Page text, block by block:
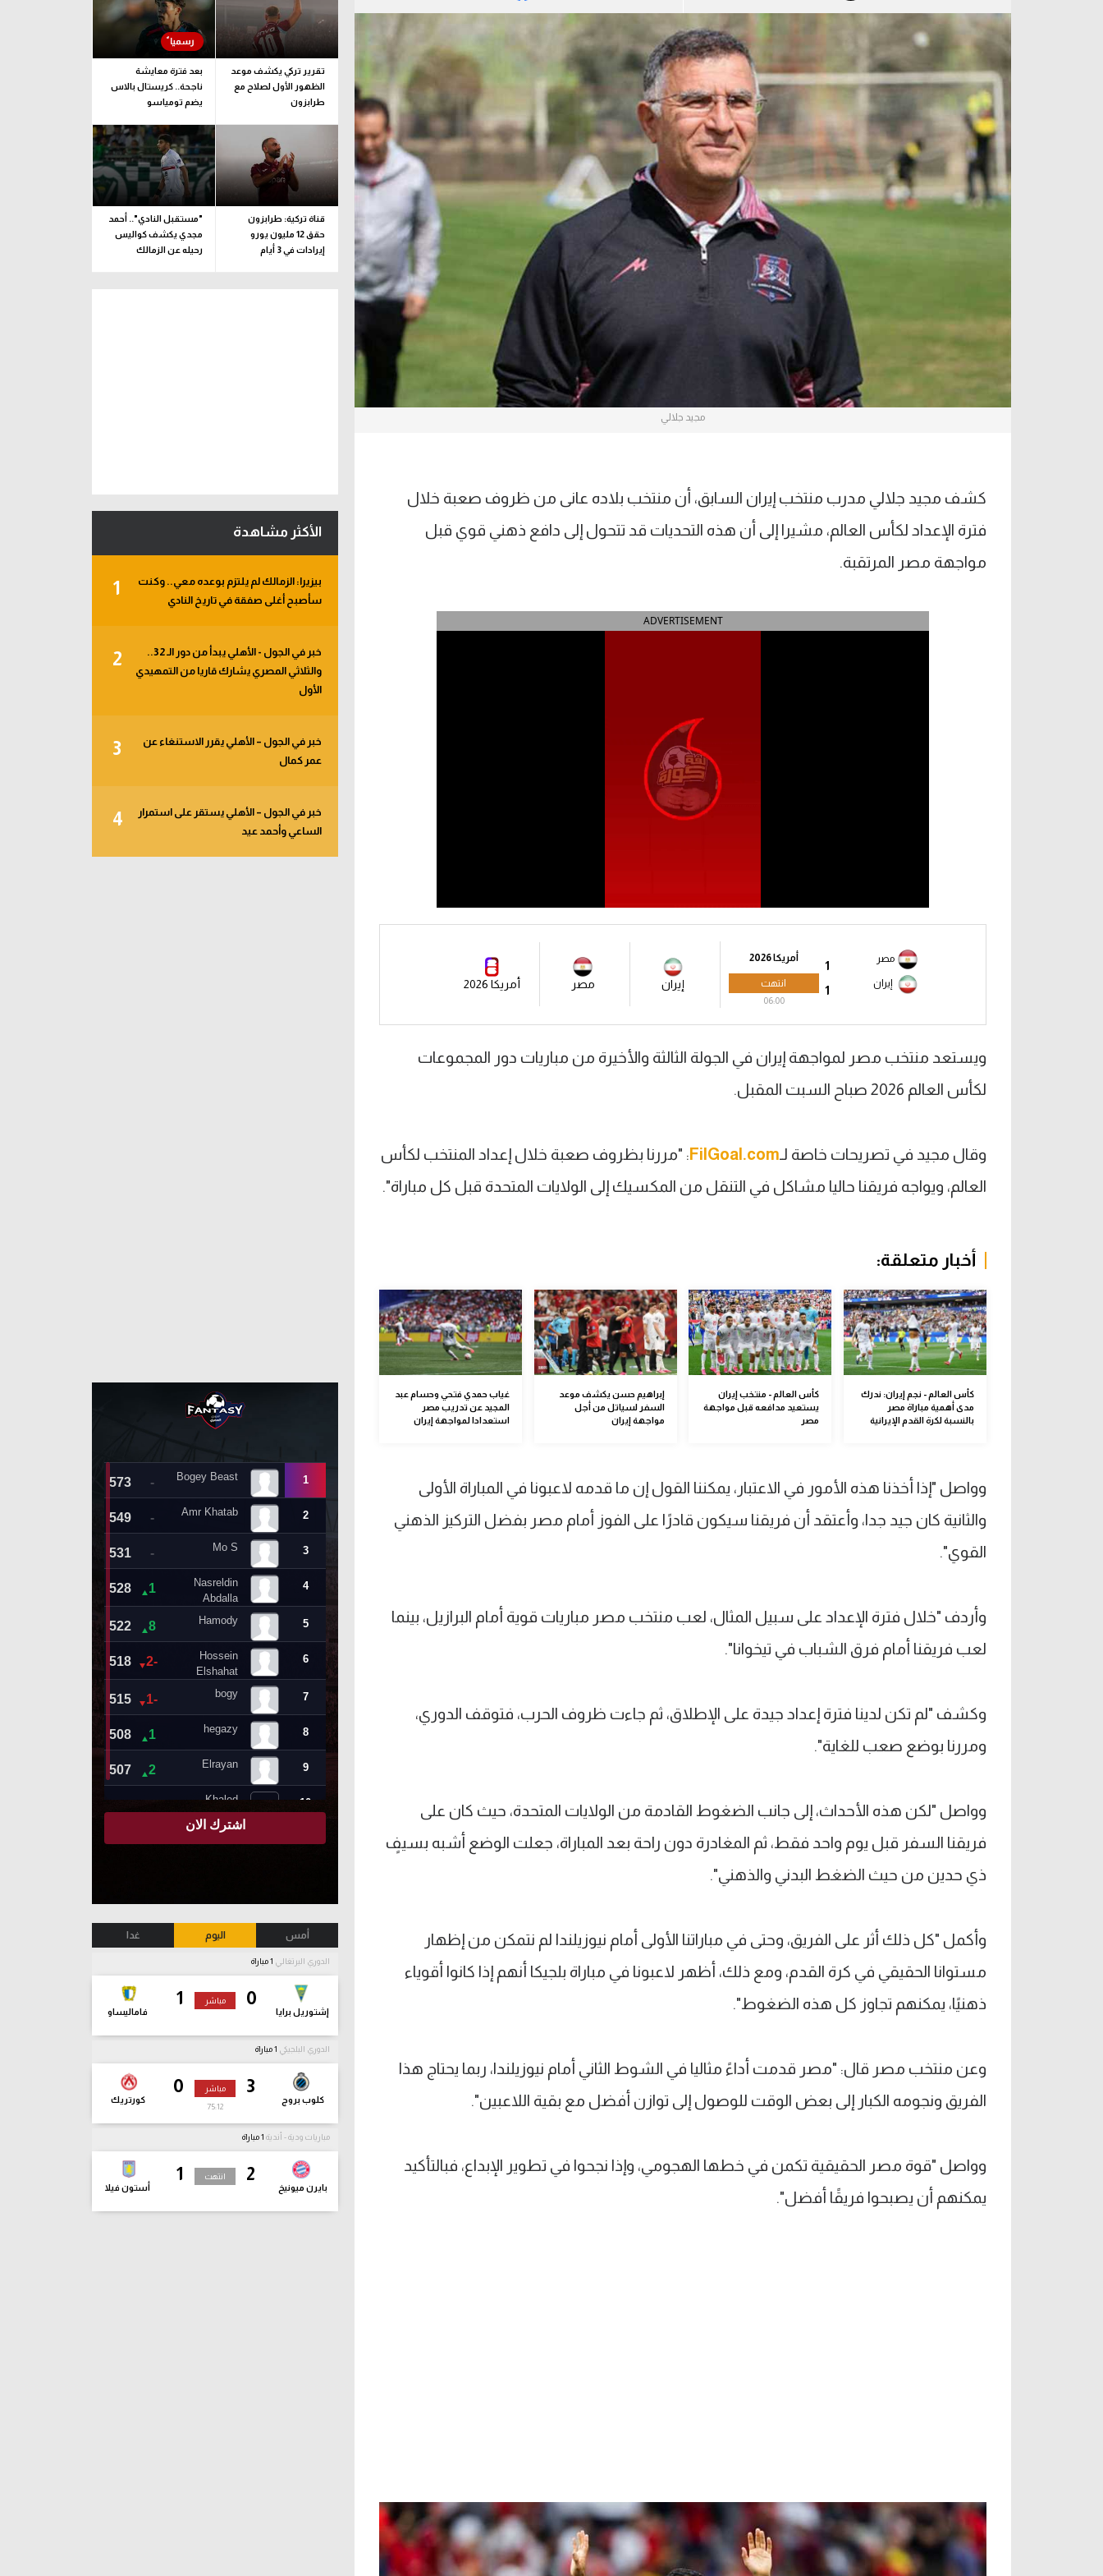
آراء حرة
ركن الألعاب
الدوري السعودي للمحترفين
دوري أبطال أوروبا
دوري أبطال إفريقيا
كل البطولات
القسم الثاني
رياضات أخرى
آسيا
ركن الألعاب
مجيد جلالي
كشف مجيد جلالي مدرب منتخب إيران السابق، أن منتخب بلاده عانى من ظروف صعبة خلال
فترة الإعداد لكأس العالم، مشيرا إلى أن هذه التحديات قد تتحول إلى دافع ذهني قوي قبل
مواجهة مصر المرتقبة.
ADVERTISEMENT
1
مصر
1
إيران
أمريكا 2026
انتهت
06:00
إيران مصر أمريكا 2026
ويستعد منتخب مصر لمواجهة إيران في الجولة الثالثة والأخيرة من مباريات دور المجموعات
لكأس العالم 2026 صباح السبت المقبل.
وقال مجيد في تصريحات خاصة لـFilGoal.com: "مررنا بظروف صعبة خلال إعداد المنتخب لكأس
العالم، ويواجه فريقنا حاليا مشاكل في التنقل من المكسيك إلى الولايات المتحدة قبل كل مباراة".
أخبار متعلقة:
كأس العالم - نجم إيران: ندرك
مدى أهمية مباراة مصر
بالنسبة لكرة القدم الإيرانية
كأس العالم - منتخب إيران
يستعيد مدافعه قبل مواجهة
مصر
إبراهيم حسن يكشف موعد
السفر لسياتل من أجل
مواجهة إيران
غياب حمدي فتحي وحسام عبد
المجيد عن تدريب مصر
استعدادا لمواجهة إيران
وواصل "إذا أخذنا هذه الأمور في الاعتبار، يمكننا القول إن ما قدمه لاعبونا في المباراة الأولى
والثانية كان جيد جدا، وأعتقد أن فريقنا سيكون قادرًا على الفوز أمام مصر بفضل التركيز الذهني
القوي".
وأردف "خلال فترة الإعداد على سبيل المثال، لعب منتخب مصر مباريات قوية أمام البرازيل، بينما
لعب فريقنا أمام فرق الشباب في تيخوانا".
وكشف "لم تكن لدينا فترة إعداد جيدة على الإطلاق، ثم جاءت ظروف الحرب، فتوقف الدوري،
ومررنا بوضع صعب للغاية".
وواصل "لكن هذه الأحداث، إلى جانب الضغوط القادمة من الولايات المتحدة، حيث كان على
فريقنا السفر قبل يوم واحد فقط، ثم المغادرة دون راحة بعد المباراة، جعلت الوضع أشبه بسيفٍ
ذي حدين من حيث الضغط البدني والذهني".
وأكمل "كل ذلك أثر على الفريق، وحتى في مباراتنا الأولى أمام نيوزيلندا لم نتمكن من إظهار
مستوانا الحقيقي في كرة القدم، ومع ذلك، أظهر لاعبونا في مباراة بلجيكا أنهم إذا كانوا أقوياء
ذهنيًا، يمكنهم تجاوز كل هذه الضغوط".
وعن منتخب مصر قال: "مصر قدمت أداءً مثاليا في الشوط الثاني أمام نيوزيلندا، ربما يحتاج هذا
الفريق ونجومه الكبار إلى بعض الوقت للوصول إلى توازن أفضل مع بقية اللاعبين".
وواصل "قوة مصر الحقيقية تكمن في خطها الهجومي، وإذا نجحوا في تطوير الإبداع، فبالتأكيد
يمكنهم أن يصبحوا فريقًا أفضل".
تقرير تركي يكشف موعد
الظهور الأول لصلاح مع
طرابزون
بعد فترة معايشة
ناجحة.. كريستال بالاس
يضم تومياسو
قناة تركية: طرابزون
حقق 12 مليون يورو
إيرادات في 3 أيام
"مستقبل النادي".. أحمد
مجدي يكشف كواليس
رحيله عن الزمالك
الأكثر مشاهدة
1
بيزيرا: الزمالك لم يلتزم بوعده معي.. وكنت
سأصبح أغلى صفقة في تاريخ النادي
2
خبر في الجول - الأهلي يبدأ من دور الـ 32..
والثلاثي المصري يشارك قاريا من التمهيدي
الأول
3
خبر في الجول – الأهلي يقرر الاستنغاء عن
عمر كمال
4
خبر في الجول – الأهلي يستقر على استمرار
الساعي وأحمد عيد
أمس اليوم غدا
الدوري البرتغالي
0
إشتوريل برايا
1
فاماليساو
مباشر
الدوري البلجيكي
3
كلوب بروج
0
كورتريك
مباشر
75:13
مباريات ودية - أندية
2
بايرن ميونيخ
1
أستون فيلا
انتهت